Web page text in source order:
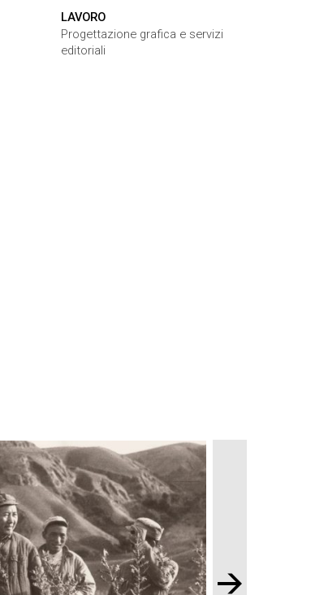
LAVORO
Progettazione grafica e servizi
editoriali